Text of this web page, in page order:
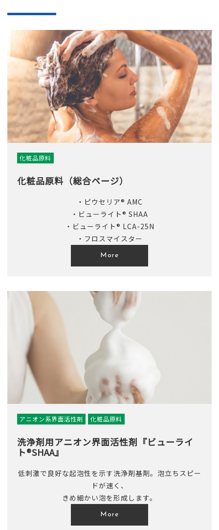
化粧品原料
化粧品原料（総合ページ）
・ピウセリア® AMC
・ビューライト® SHAA
・ビューライト® LCA-25N
・フロスマイスター
More
アニオン系界面活性剤 化粧品原料
洗浄剤用アニオン界面活性剤『ビューライ
ト®SHAA』
低刺激で良好な起泡性を示す洗浄剤基剤。泡立ちスピー
ドが速く、
きめ細かい泡を形成します。
More